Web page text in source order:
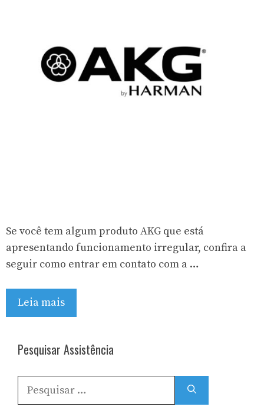
Se você tem algum produto AKG que está
apresentando funcionamento irregular, confira a
seguir como entrar em contato com a …
Leia mais
Pesquisar Assistência
por: